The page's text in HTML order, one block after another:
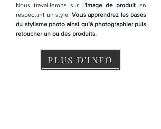
Nous travaillerons sur l'image de produit en
respectant un style. Vous apprendrez les bases
du stylisme photo ainsi qu’à photographier puis
retoucher un ou des produits.
PLUS D'INFO